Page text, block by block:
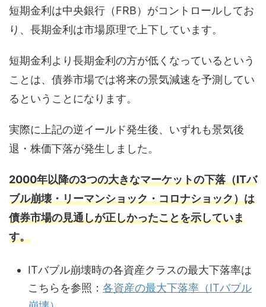
短期金利は中央銀行（FRB）がコントロールしてお
り、長期金利は市場原理で上下しています。
短期金利より長期金利の方が低くなっているという
ことは、債券市場では将来の景気減速を予測してい
るということになります。
実際に上記の逆イールド発生後、いずれも景気後
退・株価下落が発生しました。
2000年以降の3つの大きなマーケットの下落（ITバ
ブル崩壊・リーマンショック・コロナショック）は
債券市場の見通しが正しかったことを示していま
す。
ITバブル崩壊時の各資産クラスの最大下落率は
こちらを参照： 各資産の最大下落率（ITバブル